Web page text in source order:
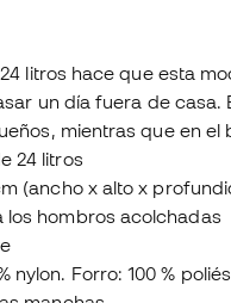
litros hace que esta
un día fuera de casa.
mientras que en
24 litros
(ancho x alto x
los hombros acolchadas
nylon. Forro: 100 %